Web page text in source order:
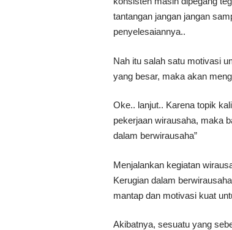
tantangan jangan jangan
penyelesaiannya..
Nah itu salah satu motivasi
yang besar, maka akan
Oke.. lanjut.. Karena topik
pekerjaan wirausaha, maka
dalam berwirausaha”
Menjalankan kegiatan
Kerugian dalam
mantap dan motivasi kuat
Akibatnya, sesuatu yang